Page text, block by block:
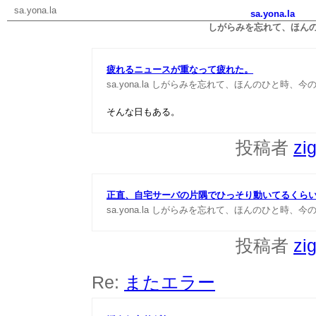
sa.yona.la
sa.yona.la
しがらみを忘れて、ほん
疲れるニュースが重なって疲れた。
sa.yona.la しがらみを忘れて、ほんのひと時、今
そんな日もある。
投稿者
正直、自宅サーバの片隅でひっそり動いてるくら
sa.yona.la しがらみを忘れて、ほんのひと時、今
投稿者
Re: またエラー